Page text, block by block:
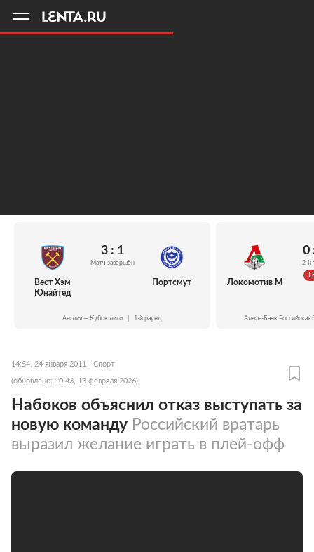
Вест Хэм
Юнайтед
3 : 1
Матч завершён
Портсмут
Англия — Кубок лиги 1-й раунд
Локомотив М
0
2-й
Альфа-Банк Российская
14:54, 24 января 2011 Спорт
(обновлено: 10:43, 13 февраля 2026)
Набоков объяснил отказ выступать за
новую команду Российский вратарь
выразил желание играть в плей-офф